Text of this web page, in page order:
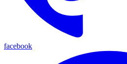
facebook